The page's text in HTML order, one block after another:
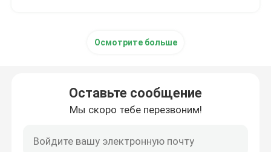
Солнечная батарея LiFePO4
Перезаряжаемые батарея Lifepo4
Осмотрите больше
Оставьте сообщение
Мы скоро тебе перезвоним!